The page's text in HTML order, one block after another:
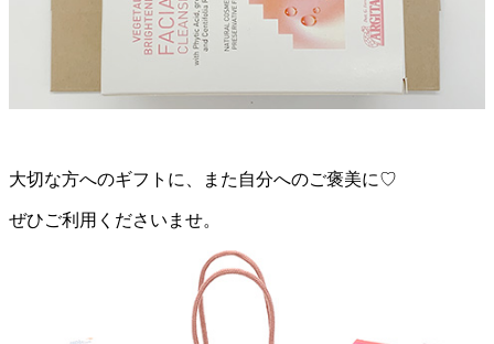
大切な方へのギフトに、また自分へのご褒美に♡
ぜひご利用くださいませ。